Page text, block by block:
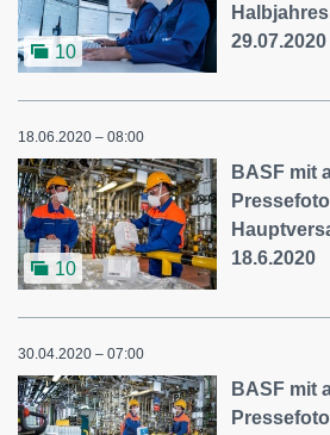
10
29.07.2020
18.06.2020 – 08:00
10
BASF mit
18.6.2020
30.04.2020 – 07:00
BASF mit